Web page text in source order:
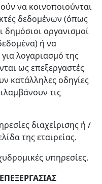
να κοινοποιούνται
δεδομένων (όπως
δημόσιοι οργανισμοί
ή να
λογαριασμό της
ως επεξεργαστές
κατάλληλες οδηγίες
τις
διαχείρισης ή /
της εταιρείας.
υπηρεσίες.